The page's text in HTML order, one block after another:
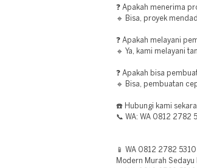
❓ Apakah menerima
🔹 Bisa, proyek
❓ Apakah melayani
🔹 Ya, kami melayani
❓ Apakah bisa
🔹 Bisa, pembuatan
☎️ Hubungi kami
📞 WA: WA 0812 2782
📱 WA 0812 2782
Modern Murah Sedayu